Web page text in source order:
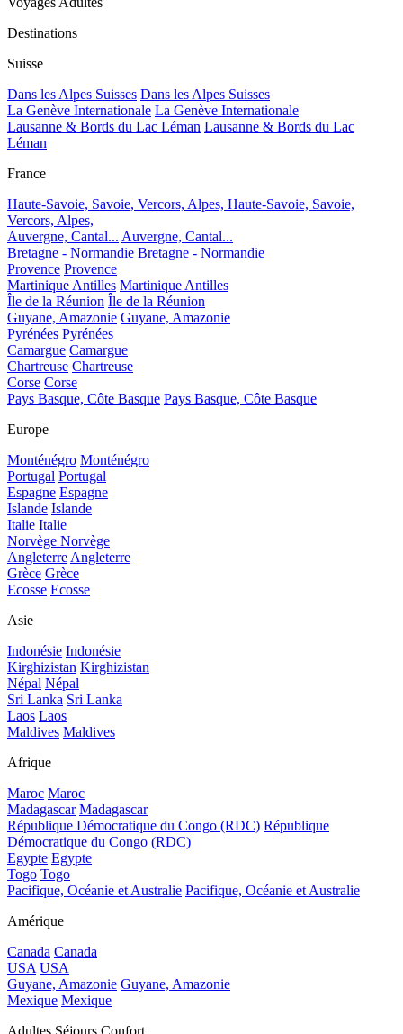
Destinations
Suisse
Dans les Alpes Suisses Dans les Alpes Suisses
La Genève Internationale La Genève Internationale
Lausanne & Bords du Lac Léman Lausanne & Bords du Lac
Léman
France
Haute-Savoie, Savoie, Vercors, Alpes, Haute-Savoie, Savoie,
Vercors, Alpes,
Auvergne, Cantal... Auvergne, Cantal...
Bretagne - Normandie Bretagne - Normandie
Provence Provence
Martinique Antilles Martinique Antilles
Île de la Réunion Île de la Réunion
Guyane, Amazonie Guyane, Amazonie
Pyrénées Pyrénées
Camargue Camargue
Chartreuse Chartreuse
Corse Corse
Pays Basque, Côte Basque Pays Basque, Côte Basque
Europe
Monténégro Monténégro
Portugal Portugal
Espagne Espagne
Islande Islande
Italie Italie
Norvège Norvège
AngleterreAngleterre
Grèce Grèce
Ecosse Ecosse
Asie
Indonésie Indonésie
Kirghizistan Kirghizistan
Népal Népal
Sri Lanka Sri Lanka
Laos Laos
Maldives Maldives
Afrique
Maroc Maroc
Madagascar Madagascar
République Démocratique du Congo (RDC) République
Démocratique du Congo (RDC)
Egypte Egypte
Togo Togo
Pacifique, Océanie et Australie Pacifique, Océanie et Australie
Amérique
Canada Canada
USA USA
Guyane, Amazonie Guyane, Amazonie
Mexique Mexique